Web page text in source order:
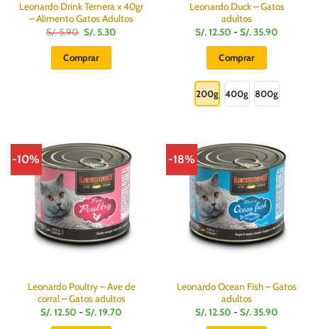
Leonardo Drink Ternera x 40gr
– Alimento Gatos Adultos
S/.5.90 El
precio
original
era:
S/.
S/. 5.30El
Comprar
Leonardo Duck – Gatos
adultos
S/.12.50 - S/.35.90
hasta
S/.
35.90
Comprar
producto
tiene
Las
opciones
se
pueden
elegir
en
la
producto
200g 400g 800g
-10%
Leonardo Poultry – Ave de
corral – Gatos adultos
S/.12.50 - S/.19.70
-18%
Leonardo Ocean Fish – Gatos
adultos
S/.12.50 - S/.35.90